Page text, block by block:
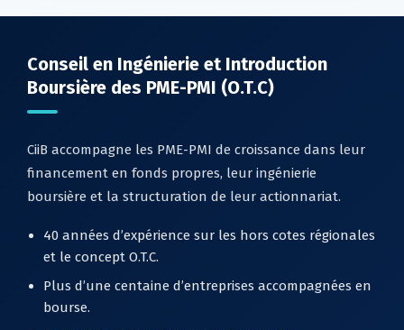
Conseil en Ingénierie et Introduction
Boursière des PME-PMI (O.T.C)
CiiB accompagne les PME-PMI de croissance dans leur
financement en fonds propres, leur ingénierie
boursière et la structuration de leur actionnariat.
40 années d’expérience sur les hors cotes régionales
et le concept O.T.C.
Plus d’une centaine d’entreprises accompagnées en
bourse.